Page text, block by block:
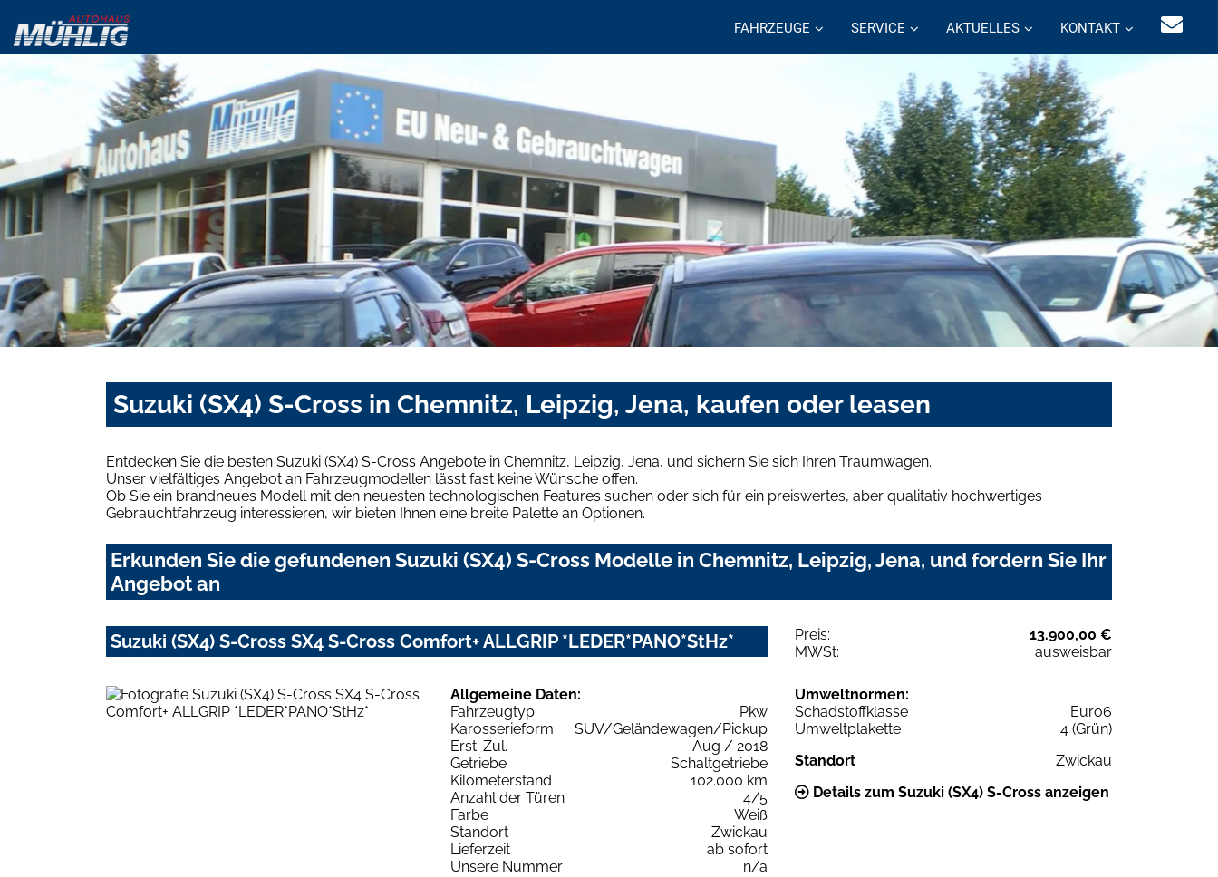
FAHRZEUGE SERVICE AKTUELLES KONTAKT
Suzuki (SX4) S-Cross in Chemnitz, Leipzig, Jena, kaufen oder leasen
Entdecken Sie die besten Suzuki (SX4) S-Cross Angebote in Chemnitz, Leipzig, Jena, und sichern Sie sich Ihren Traumwagen.
Unser vielfältiges Angebot an Fahrzeugmodellen lässt fast keine Wünsche offen.
Ob Sie ein brandneues Modell mit den neuesten technologischen Features suchen oder sich für ein preiswertes, aber qualitativ hochwertiges
Gebrauchtfahrzeug interessieren, wir bieten Ihnen eine breite Palette an Optionen.
Erkunden Sie die gefundenen Suzuki (SX4) S-Cross Modelle in Chemnitz, Leipzig, Jena, und fordern Sie Ihr
Angebot an
Suzuki (SX4) S-Cross SX4 S-Cross Comfort+ ALLGRIP *LEDER*PANO*StHz* Preis:
13.900,00 €
MWSt:
ausweisbar
Allgemeine Daten:
Fahrzeugtyp
Pkw
Karosserieform
SUV/Geländewagen/Pickup
Erst-Zul.
Aug / 2018
Getriebe
Schaltgetriebe
Kilometerstand
102.000 km
Anzahl der Türen
4/5
Farbe
Weiß
Standort
Zwickau
Lieferzeit
ab sofort
Unsere Nummer
n/a
Umweltnormen:
Schadstoffklasse
Euro6
Umweltplakette
4 (Grün)
Standort
Zwickau
Details zum Suzuki (SX4) S-Cross anzeigen